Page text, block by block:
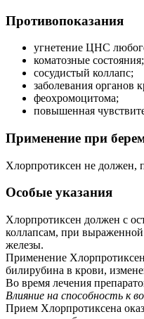
Противопоказания
угнетение ЦНС
коматозные состояния;
сосудистый коллапс;
заболевания органов
феохромоцитома;
повышенная
Применение при
Хлорпротиксен не должен,
Особые указания
Хлорпротиксен должен с
коллапсам, при
железы.
Применение
билирубина в крови,
Во время лечения
Влияние на способность к
Прием Хлорпротиксена